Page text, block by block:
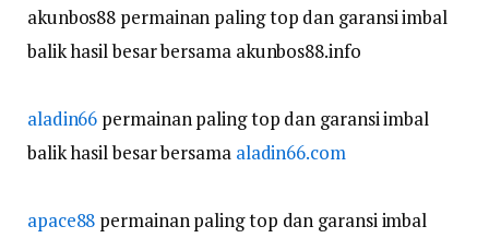
akunbos88 permainan paling top dan garansi imbal
balik hasil besar bersama akunbos88.info
aladin66 permainan paling top dan garansi imbal
balik hasil besar bersama aladin66.com
apace88 permainan paling top dan garansi imbal